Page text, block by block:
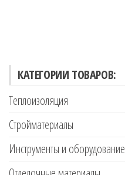
КАТЕГОРИИ ТОВАРОВ:
Теплоизоляция
Стройматериалы
Инструменты и оборудование